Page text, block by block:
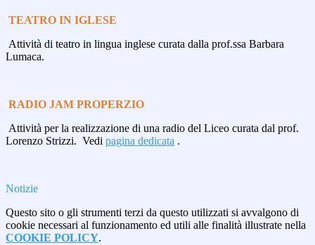
TEATRO IN IGLESE
Attività di teatro in lingua inglese curata dalla prof.ssa Barbara
Lumaca.
RADIO JAM PROPERZIO
Attività per la realizzazione di una radio del Liceo curata dal prof.
Lorenzo Strizzi. Vedi pagina dedicata .
Notizie
Questo sito o gli strumenti terzi da questo utilizzati si avvalgono di
cookie necessari al funzionamento ed utili alle finalità illustrate nella
COOKIE POLICY.